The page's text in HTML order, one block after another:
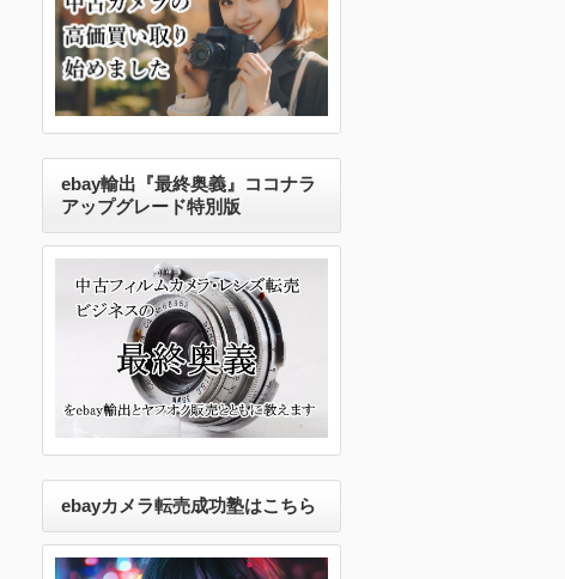
ebay輸出『最終奥義』ココナラ
アップグレード特別版
ebayカメラ転売成功塾はこちら